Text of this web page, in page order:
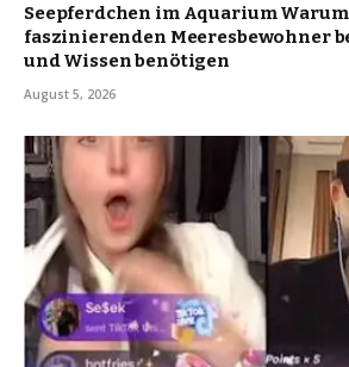
Seepferdchen im Aquarium
faszinierenden Meeresbewohner
und Wissen benötigen
August 5, 2026